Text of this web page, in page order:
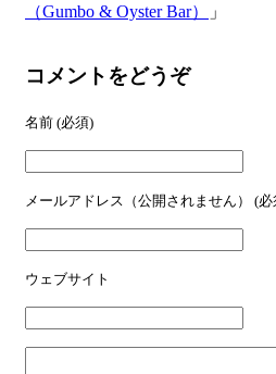
（Gumbo & Oyster Bar）
」
コメントをどうぞ
名前 (必須)
メールアドレス（公開されません） (必
ウェブサイト